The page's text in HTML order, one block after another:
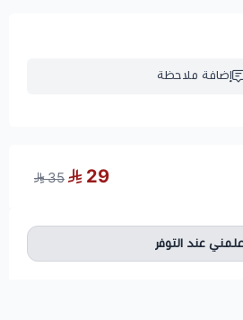
إضافة ملاحظة
29
35
عند التوفر